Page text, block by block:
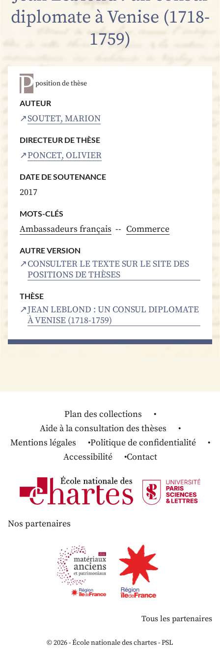
diplomate à Venise (1718-
1759)
position de thèse
AUTEUR
SOUTET, MARION
DIRECTEUR DE THÈSE
PONCET, OLIVIER
DATE DE SOUTENANCE
2017
MOTS-CLÉS
Ambassadeurs français Commerce
AUTRE VERSION
CONSULTER LE TEXTE SUR LE SITE DES
POSITIONS DE THÈSES
THÈSE
JEAN LEBLOND : UN CONSUL DIPLOMATE
À VENISE (1718-1759)
Plan des collections
Aide à la consultation des thèses
Mentions légales
Politique de confidentialité
Accessibilité
Contact
Nos partenaires
Tous les partenaires
© 2026 - École nationale des chartes - PSL